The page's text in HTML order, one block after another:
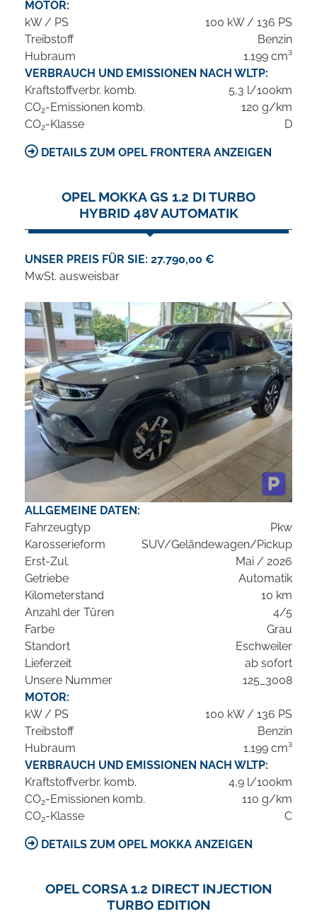
MOTOR:
kW / PS
100 kW / 136 PS
Treibstoff
Benzin
Hubraum
1.199 cm³
VERBRAUCH UND EMISSIONEN NACH WLTP:
Kraftstoffverbr. komb.
5,3 l/100km
CO2-Emissionen komb.
120 g/km
CO2-Klasse D
DETAILS ZUM OPEL FRONTERA ANZEIGEN
OPEL MOKKA GS 1.2 DI TURBO
HYBRID 48V AUTOMATIK
UNSER PREIS FÜR SIE: 27.790,00 €
MwSt. ausweisbar
ALLGEMEINE DATEN:
Fahrzeugtyp
Pkw
Karosserieform
SUV/Geländewagen/Pickup
Erst-Zul.
Mai / 2026
Getriebe
Automatik
Kilometerstand
10 km
Anzahl der Türen
4/5
Farbe
Grau
Standort
Eschweiler
Lieferzeit
ab sofort
Unsere Nummer
125_3008
MOTOR:
kW / PS
100 kW / 136 PS
Treibstoff
Benzin
Hubraum
1.199 cm³
VERBRAUCH UND EMISSIONEN NACH WLTP:
Kraftstoffverbr. komb.
4,9 l/100km
CO2-Emissionen komb.
110 g/km
CO2-Klasse C
DETAILS ZUM OPEL MOKKA ANZEIGEN
OPEL CORSA 1.2 DIRECT INJECTION
TURBO EDITION